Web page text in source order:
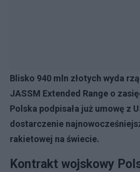
Blisko 940 mln złotych wyda
JASSM Extended Range o
Polska podpisała już umowę z
dostarczenie
rakietowej na świecie.
Kontrakt wojskowy